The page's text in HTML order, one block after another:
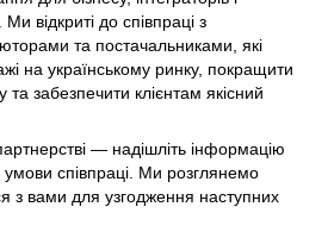
відкриті до співпраці з
та постачальниками, які
на українському ринку, покращити
та забезпечити клієнтам якісний
— надішліть інформацію
співпраці. Ми розглянемо
з вами для узгодження наступних